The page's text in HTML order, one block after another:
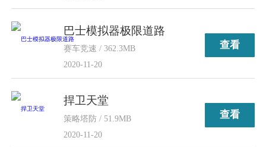
巴士模拟器极限道路
赛车竞速 / 362.3MB
2020-11-20
查看
捍卫天堂
策略塔防 / 51.9MB
2020-11-20
查看